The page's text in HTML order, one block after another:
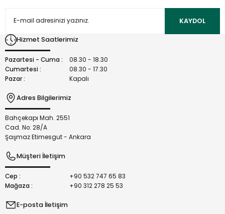
Ürün açıklamasında eksik bilgiler bulunuyor.
Bu ürüne benzer farklı alternatifler olmalı.
KAYDOL
Hizmet Saatlerimiz
Pazartesi - Cuma :
08.30 - 18.30
Cumartesi :
08.30 - 17.30
Pazar :
Kapalı
Adres Bilgilerimiz
Bahçekapı Mah. 2551
Cad. No: 28/A
Şaşmaz Etimesgut - Ankara
Müşteri İletişim
Cep :
+90 532 747 65 83
Mağaza :
+90 312 278 25 53
E-posta İletişim